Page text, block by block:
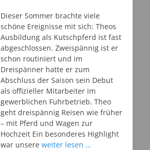
Dieser Sommer brachte viele
schöne Ereignisse mit sich: Theos
Ausbildung als Kutschpferd ist fast
abgeschlossen. Zweispännig ist er
schon routiniert und im
Dreispänner hatte er zum
Abschluss der Saison sein Debut
als offizieller Mitarbeiter im
gewerblichen Fuhrbetrieb. Theo
geht dreispännig Reisen wie früher
– mit Pferd und Wagen zur
Hochzeit Ein besonderes Highlight
war unsere weiter lesen …